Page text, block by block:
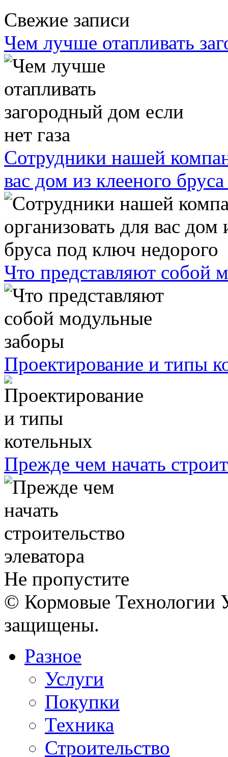
Свежие записи
Чем лучше отапливать
Сотрудники нашей
вас дом из клееного
Что представляют собой
Проектирование и типы
Прежде чем начать
Не пропустите
© Кормовые Технологии
защищены.
Разное
Услуги
Покупки
Техника
Строительство